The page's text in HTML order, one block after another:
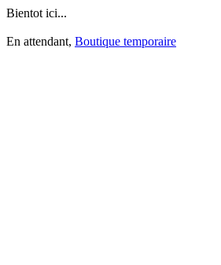
Bientot ici...
En attendant, Boutique temporaire